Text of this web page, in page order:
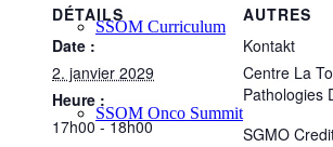
SSOM Curriculum
SSOM Onco Summit
DÉTAILS
Date :
2. janvier 2029
Heure :
17h00 - 18h00
AUTRES
Kontakt
Centre La
Pathologies
SGMO